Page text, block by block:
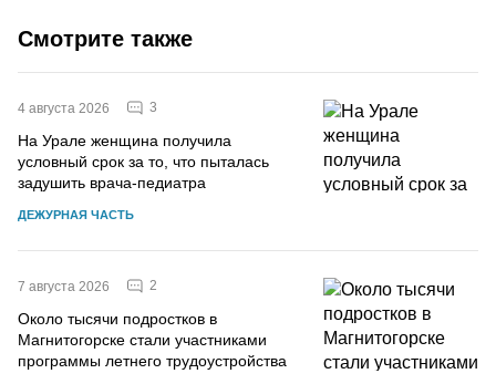
Смотрите также
4 августа 2026 3
На Урале женщина получила
условный срок за то, что пыталась
задушить врача-педиатра
ДЕЖУРНАЯ ЧАСТЬ
7 августа 2026 2
Около тысячи подростков в
Магнитогорске стали участниками
программы летнего трудоустройства